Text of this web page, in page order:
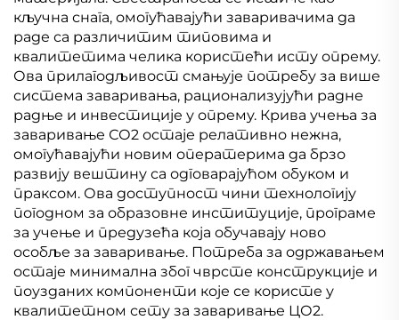
кључна снага, омогућавајући заваривачима да
раде са различитим типовима и
квалитетима челика користећи исту опрему.
Ова прилагодљивост смањује потребу за више
система заваривања, рационализујући радне
радње и инвестиције у опрему. Крива учења за
заваривање СО2 остаје релативно нежна,
омогућавајући новим оператерима да брзо
развију вештину са одговарајућом обуком и
праксом. Ова доступност чини технологију
погодном за образовне институције, програме
за учење и предузећа која обучавају ново
особље за заваривање. Потреба за одржавањем
остаје минимална због чврсте конструкције и
поузданих компоненти које се користе у
квалитетном сету за заваривање ЦО2.